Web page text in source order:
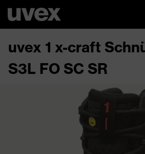
uvex 1 x-craft
S3L FO SC SR